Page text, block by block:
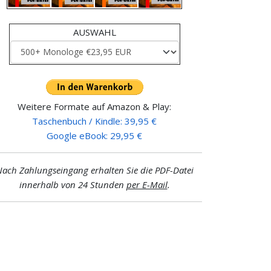
AUSWAHL
Weitere Formate auf Amazon & Play:
Taschenbuch / Kindle: 39,95 €
Google eBook: 29,95 €
Zahlungseingang erhalten Sie die PDF-Datei
innerhalb von 24 Stunden per E-Mail.